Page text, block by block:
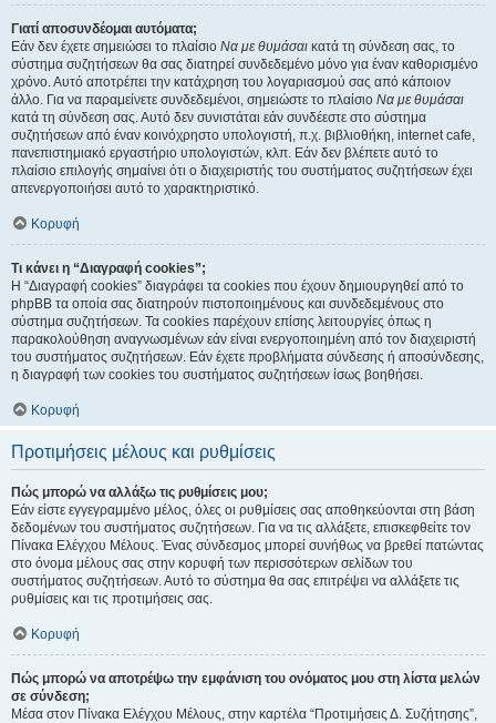
Γιατί αποσυνδέομαι αυτόματα;
Εάν δεν έχετε σημειώσει το πλαίσιο Να με θυμάσαι κατά τη σύνδεση σας, το
σύστημα συζητήσεων θα σας διατηρεί συνδεδεμένο μόνο για έναν καθορισμένο
χρόνο. Αυτό αποτρέπει την κατάχρηση του λογαριασμού σας από κάποιον
άλλο. Για να παραμείνετε συνδεδεμένοι, σημειώστε το πλαίσιο Να με θυμάσαι
κατά τη σύνδεση σας. Αυτό δεν συνιστάται εάν συνδέεστε στο σύστημα
συζητήσεων από έναν κοινόχρηστο υπολογιστή, π.χ. βιβλιοθήκη, internet cafe,
πανεπιστημιακό εργαστήριο υπολογιστών, κλπ. Εάν δεν βλέπετε αυτό το
πλαίσιο επιλογής σημαίνει ότι ο διαχειριστής του συστήματος συζητήσεων έχει
απενεργοποιήσει αυτό το χαρακτηριστικό.
Κορυφή
Τι κάνει η “Διαγραφή cookies”;
Η “Διαγραφή cookies” διαγράφει τα cookies που έχουν δημιουργηθεί από το
phpBB τα οποία σας διατηρούν πιστοποιημένους και συνδεδεμένους στο
σύστημα συζητήσεων. Τα cookies παρέχουν επίσης λειτουργίες όπως η
παρακολούθηση αναγνωσμένων εάν είναι ενεργοποιημένη από τον διαχειριστή
του συστήματος συζητήσεων. Εάν έχετε προβλήματα σύνδεσης ή αποσύνδεσης,
η διαγραφή των cookies του συστήματος συζητήσεων ίσως βοηθήσει.
Κορυφή
Προτιμήσεις μέλους και ρυθμίσεις
Πώς μπορώ να αλλάξω τις ρυθμίσεις μου;
Εάν είστε εγγεγραμμένο μέλος, όλες οι ρυθμίσεις σας αποθηκεύονται στη βάση
δεδομένων του συστήματος συζητήσεων. Για να τις αλλάξετε, επισκεφθείτε τον
Πίνακα Ελέγχου Μέλους. Ένας σύνδεσμος μπορεί συνήθως να βρεθεί πατώντας
στο όνομα μέλους σας στην κορυφή των περισσότερων σελίδων του
συστήματος συζητήσεων. Αυτό το σύστημα θα σας επιτρέψει να αλλάξετε τις
ρυθμίσεις και τις προτιμήσεις σας.
Κορυφή
Πώς μπορώ να αποτρέψω την εμφάνιση του ονόματος μου στη λίστα μελών
σε σύνδεση;
Μέσα στον Πίνακα Ελέγχου Μέλους, στην καρτέλα “Προτιμήσεις Δ. Συζήτησης”,